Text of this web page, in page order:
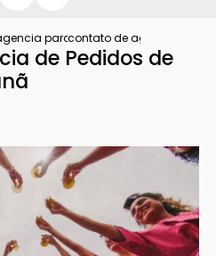
para pedido de casamento
para pedido de casamento
contato de agencia de
de Pedidos de